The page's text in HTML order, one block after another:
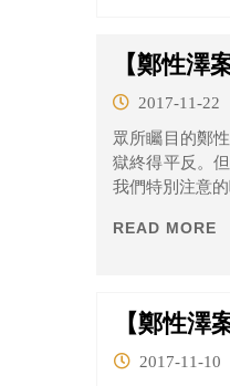
【鄭性澤
2017-11-22
眾所矚目的鄭
獄終得平反。
我們特別注意的
READ MORE
【鄭性澤
2017-11-10